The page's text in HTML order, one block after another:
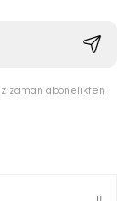
zaman abonelikten